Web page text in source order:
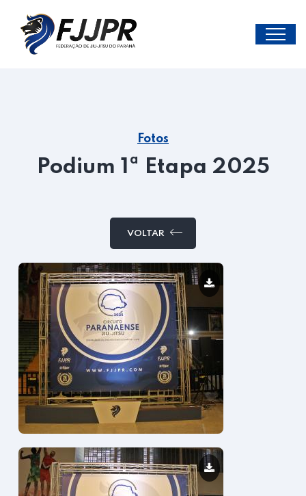
Fotos
Podium 1ª Etapa 2025
VOLTAR